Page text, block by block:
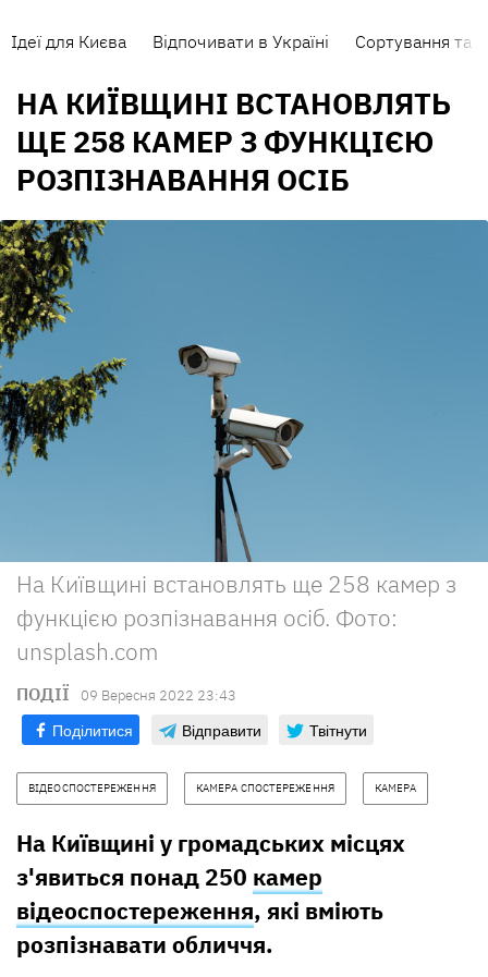
Ідеї для Києва Відпочивати в Україні Сортування та
НА КИЇВЩИНІ ВСТАНОВЛЯТЬ
ЩЕ 258 КАМЕР З ФУНКЦІЄЮ
РОЗПІЗНАВАННЯ ОСІБ
На Київщині встановлять ще 258 камер з
функцією розпізнавання осіб. Фото:
unsplash.com
ПОДІЇ 09 Вересня 2022 23:43
Поділитися Відправити Твітнути
ВІДЕОСПОСТЕРЕЖЕННЯ КАМЕРА СПОСТЕРЕЖЕННЯ КАМЕРА
На Київщині у громадських місцях
з'явиться понад 250 камер
відеоспостереження, які вміють
розпізнавати обличчя.